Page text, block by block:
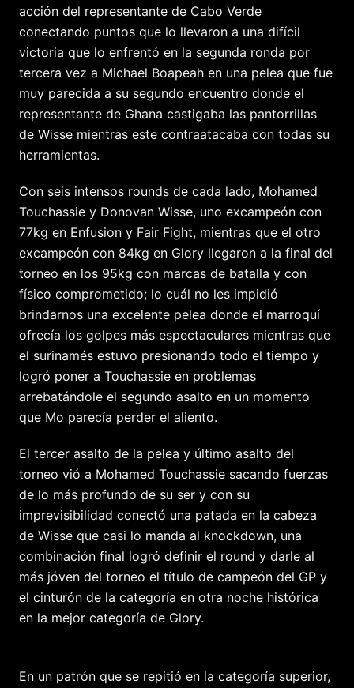
acción del representante de Cabo Verde
conectando puntos que lo llevaron a una difícil
victoria que lo enfrentó en la segunda ronda por
tercera vez a Michael Boapeah en una pelea que fue
muy parecida a su segundo encuentro donde el
representante de Ghana castigaba las pantorrillas
de Wisse mientras este contraatacaba con todas su
herramientas.
Con seis intensos rounds de cada lado, Mohamed
Touchassie y Donovan Wisse, uno excampeón con
77kg en Enfusion y Fair Fight, mientras que el otro
excampeón con 84kg en Glory llegaron a la final del
torneo en los 95kg con marcas de batalla y con
físico comprometido; lo cuál no les impidió
brindarnos una excelente pelea donde el marroquí
ofrecía los golpes más espectaculares mientras que
el surinamés estuvo presionando todo el tiempo y
logró poner a Touchassie en problemas
arrebatándole el segundo asalto en un momento
que Mo parecía perder el aliento.
El tercer asalto de la pelea y último asalto del
torneo vió a Mohamed Touchassie sacando fuerzas
de lo más profundo de su ser y con su
imprevisibilidad conectó una patada en la cabeza
de Wisse que casi lo manda al knockdown, una
combinación final logró definir el round y darle al
más jóven del torneo el título de campeón del GP y
el cinturón de la categoría en otra noche histórica
en la mejor categoría de Glory.
En un patrón que se repitió en la categoría superior,